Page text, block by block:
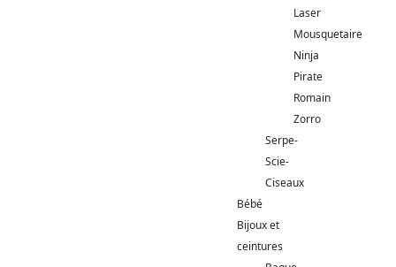
Laser
Mousquetaire
Ninja
Pirate
Romain
Zorro
Serpe-
Scie-
Ciseaux
Bébé
Bijoux et
ceintures